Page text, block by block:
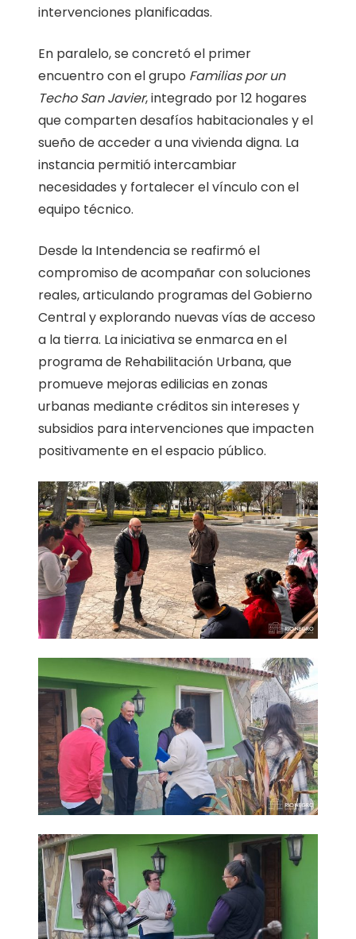
intervenciones planificadas.
En paralelo, se concretó el primer
encuentro con el grupo Familias por un
Techo San Javier, integrado por 12 hogares
que comparten desafíos habitacionales y el
sueño de acceder a una vivienda digna. La
instancia permitió intercambiar
necesidades y fortalecer el vínculo con el
equipo técnico.
Desde la Intendencia se reafirmó el
compromiso de acompañar con soluciones
reales, articulando programas del Gobierno
Central y explorando nuevas vías de acceso
a la tierra. La iniciativa se enmarca en el
programa de Rehabilitación Urbana, que
promueve mejoras edilicias en zonas
urbanas mediante créditos sin intereses y
subsidios para intervenciones que impacten
positivamente en el espacio público.